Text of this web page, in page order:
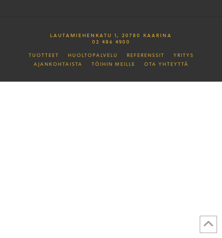
LAUTAMIEHENKATU 1, 20780 KAARINA
02 486 4900
TUOTTEET HUOLTOPALVELU REFERENSSIT
YRITYS
AJANKOHTAISTA
TÖIHIN MEILLE OTA YHTEYTTÄ